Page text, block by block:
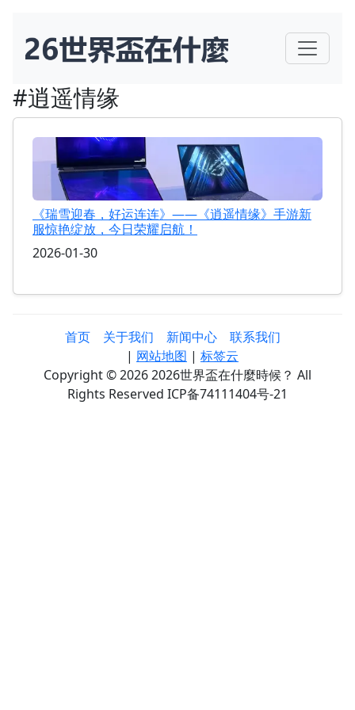
#逍遥情缘
《瑞雪迎春，好运连连》——《逍遥情缘》手游新
服惊艳绽放，今日荣耀启航！
2026-01-30
首页 关于我们 新闻中心
联系我们
| 网站地图 | 标签云
Copyright © 2026 2026世界盃在什麼時候？ All
Rights Reserved ICP备74111404号-21